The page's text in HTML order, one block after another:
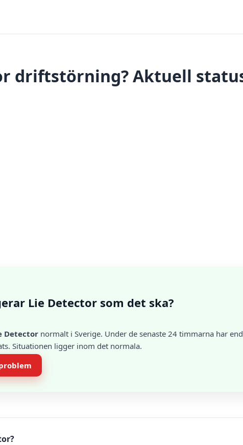
driftstörning? Aktuell
Lie Detector som det ska?
Detector normalt i Sverige. Under de senaste 24 timmarna har
Situationen ligger inom det normala.